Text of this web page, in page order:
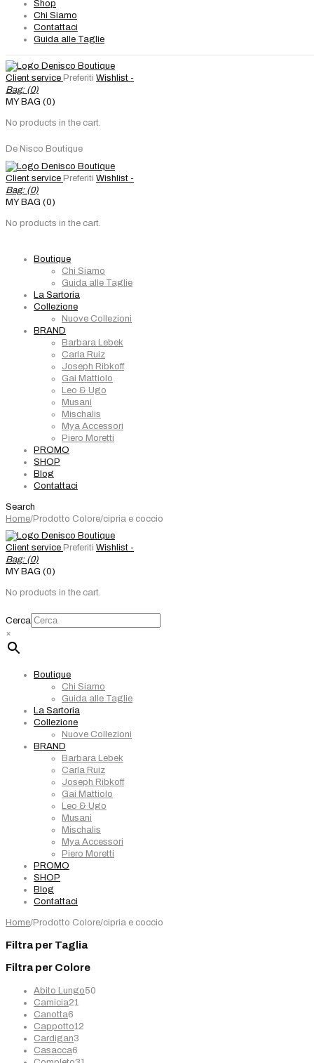
Shop
Chi Siamo
Contattaci
Guida alle Taglie
Client service Preferiti Wishlist -
Bag: (0)
MY BAG (0)
No products in the cart.
De Nisco Boutique
Client service Preferiti Wishlist -
Bag: (0)
MY BAG (0)
No products in the cart.
Boutique
Chi Siamo
Guida alle Taglie
La Sartoria
Collezione
Nuove Collezioni
BRAND
Barbara Lebek
Carla Ruiz
Joseph Ribkoff
Gai Mattiolo
Leo & Ugo
Musani
Mischalis
Mya Accessori
Piero Moretti
PROMO
SHOP
Blog
Contattaci
Search
Home/Prodotto Colore/cipria e coccio
Client service Preferiti Wishlist -
Bag: (0)
MY BAG (0)
No products in the cart.
Cerca
×
Boutique
Chi Siamo
Guida alle Taglie
La Sartoria
Collezione
Nuove Collezioni
BRAND
Barbara Lebek
Carla Ruiz
Joseph Ribkoff
Gai Mattiolo
Leo & Ugo
Musani
Mischalis
Mya Accessori
Piero Moretti
PROMO
SHOP
Blog
Contattaci
Home/Prodotto Colore/cipria e coccio
Filtra per Taglia
Filtra per Colore
Abito Lungo50
Camicia21
Canotta6
prodotti
Cappotto12
Cardigan3
Casacca6